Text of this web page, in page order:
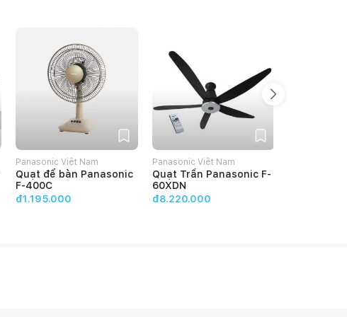
Panasonic Việt Nam
Quạt để bàn Panasonic
F-400C
đ1.195.000
Panasonic Việt Nam
Quạt Trần Panasonic F-
60XDN
đ8.220.000